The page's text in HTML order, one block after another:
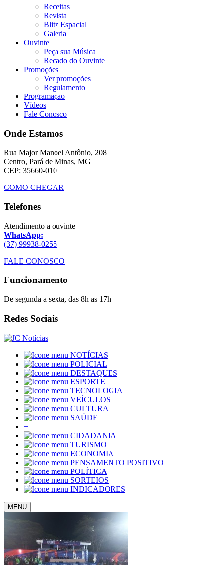
Receitas
Revista
Blitz Espacial
Galeria
Ouvinte
Peça sua Música
Recado do Ouvinte
Promoções
Ver promoções
Regulamento
Programação
Vídeos
Fale Conosco
Onde Estamos
Rua Major Manoel Antônio, 208
Centro, Pará de Minas, MG
CEP: 35660-010
COMO CHEGAR
Telefones
Atendimento a ouvinte
WhatsApp:
(37) 99938-0255
FALE CONOSCO
Funcionamento
De segunda a sexta, das 8h as 17h
Redes Sociais
NOTÍCIAS
POLICIAL
DESTAQUES
ESPORTE
TECNOLOGIA
VEÍCULOS
CULTURA
SAÚDE
+
CIDADANIA
TURISMO
ECONOMIA
PENSAMENTO POSITIVO
POLÍTICA
SORTEIOS
INDICADORES
MENU